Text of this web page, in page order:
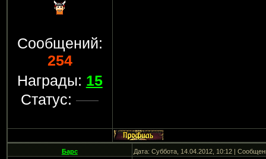
Сообщений:
254
Награды: 15
Статус:
Барс Дата: Суббота, 14.04.2012, 10:12 |